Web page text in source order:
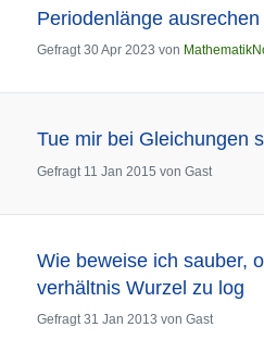
Periodenlänge
Gefragt 30 Apr 2023 von
Tue mir bei Gleichungen
Gefragt 11 Jan 2015 von Gast
Wie beweise ich sauber,
verhältnis Wurzel zu log
Gefragt 31 Jan 2013 von Gast